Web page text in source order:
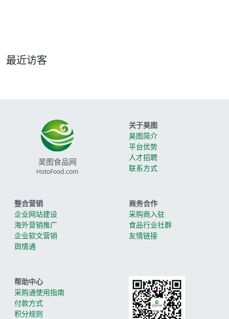
最近访客
昊图食品网
HotoFood.com
关于昊图
昊图简介
平台优势
人才招聘
联系方式
整合营销
企业网站建设
海外营销推广
企业软文营销
舆情通
商务合作
采购商入驻
食品行业社群
友情链接
帮助中心
采购通使用指南
付款方式
积分规则